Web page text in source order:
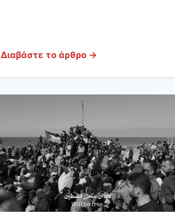
Διαβάστε το άρθρο →